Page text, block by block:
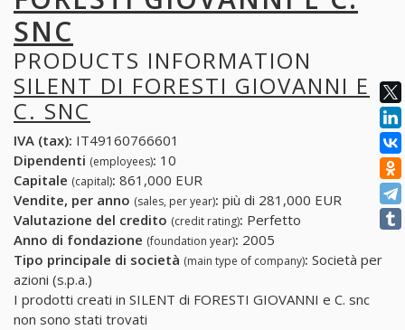
SNC
PRODUCTS INFORMATION
SILENT DI FORESTI GIOVANNI E
C. SNC
IVA (tax): IT49160766601
Dipendenti (employees): 10
Capitale (capital): 861,000 EUR
Vendite, per anno (sales, per year): più di 281,000 EUR
Valutazione del credito (credit rating): Perfetto
Anno di fondazione (foundation year): 2005
Tipo principale di società (main type of company): Società per
azioni (s.p.a.)
I prodotti creati in SILENT di FORESTI GIOVANNI e C. snc
non sono stati trovati